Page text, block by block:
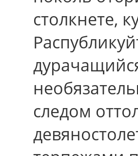
столкнете,
следом